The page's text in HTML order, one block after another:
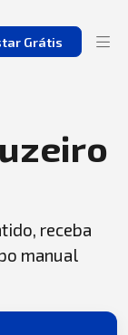
Grátis
receba
manual